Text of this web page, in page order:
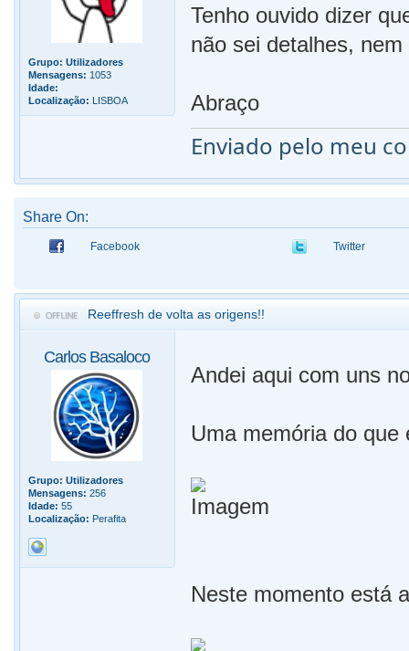
Grupo: Utilizadores
Mensagens: 1053
Idade:
Localização: LISBOA
Tenho ouvido dizer
não sei detalhes,
Abraço
Enviado pelo meu
Share On:
Facebook Twitter
Reeffresh de volta as origens!!
Carlos Basaloco
Grupo: Utilizadores
Mensagens: 256
Idade: 55
Localização: Perafita
Andei aqui com uns
Uma memória do que
Neste momento está